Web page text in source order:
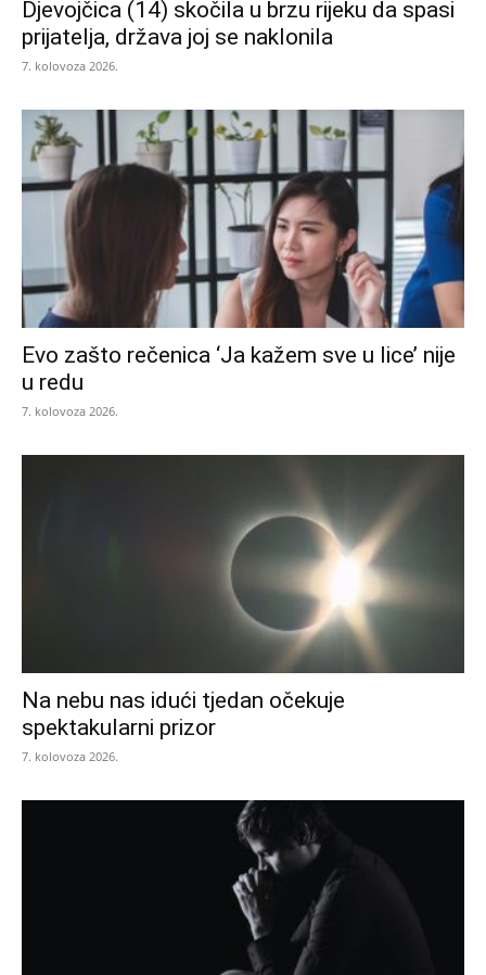
Djevojčica (14) skočila u brzu rijeku da spasi
prijatelja, država joj se naklonila
7. kolovoza 2026.
Evo zašto rečenica ‘Ja kažem sve u lice’ nije
u redu
7. kolovoza 2026.
Na nebu nas idući tjedan očekuje
spektakularni prizor
7. kolovoza 2026.